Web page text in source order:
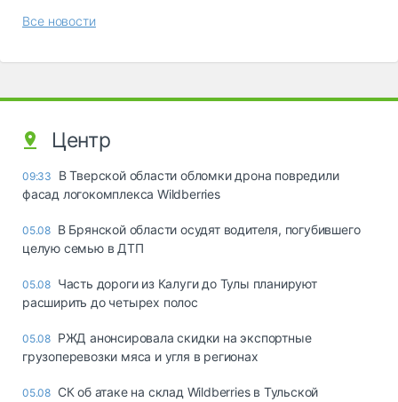
Все новости
Центр
09:33
В Тверской области обломки дрона повредили
фасад логокомплекса Wildberries
05.08 В Брянской области осудят водителя, погубившего
целую семью в ДТП
05.08 Часть дороги из Калуги до Тулы планируют
расширить до четырех полос
05.08 РЖД анонсировала скидки на экспортные
грузоперевозки мяса и угля в регионах
05.08 СК об атаке на склад Wildberries в Тульской